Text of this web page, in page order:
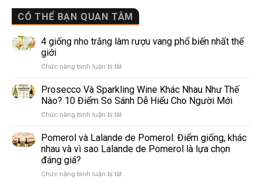
CÓ THỂ BẠN QUAN TÂM
4 giống nho trắng làm rượu vang phổ biến nhất thế
giới
Chức năng bình luận bị tắtở
giống
nho
trắng
làm
vang
phổ
thế
Prosecco Và Sparkling Wine Khác Nhau Như Thế
Nào? 10 Điểm So Sánh Dễ Hiểu Cho Người Mới
Chức năng bình luận bị tắtở
Sparkling
Wine
Nhau
Pomerol và Lalande de Pomerol: Điểm giống, khác
nhau và vì sao Lalande de Pomerol là lựa chọn
đáng giá?
Chức năng bình luận bị tắtở